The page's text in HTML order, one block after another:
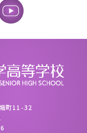
町11-32